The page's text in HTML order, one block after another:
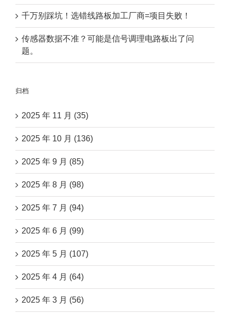
千万别踩坑！选错线路板加工厂商=项目失败！
传感器数据不准？可能是信号调理电路板出了问
题。
归档
2025 年 11 月 (35)
2025 年 10 月 (136)
2025 年 9 月 (85)
2025 年 8 月 (98)
2025 年 7 月 (94)
2025 年 6 月 (99)
2025 年 5 月 (107)
2025 年 4 月 (64)
2025 年 3 月 (56)